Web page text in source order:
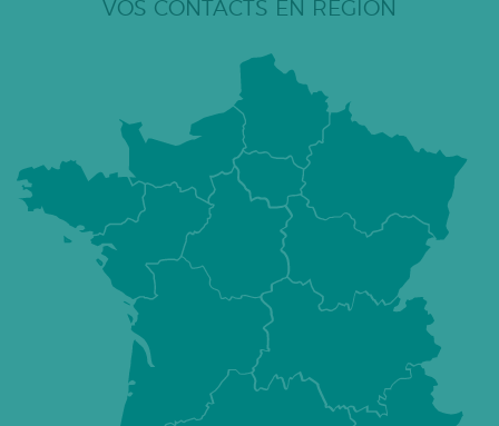
VOS CONTACTS EN RÉGION